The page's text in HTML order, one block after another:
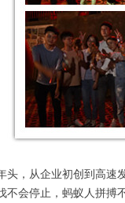
头，从企业初创到高速
不会停止，蚂蚁人拼搏